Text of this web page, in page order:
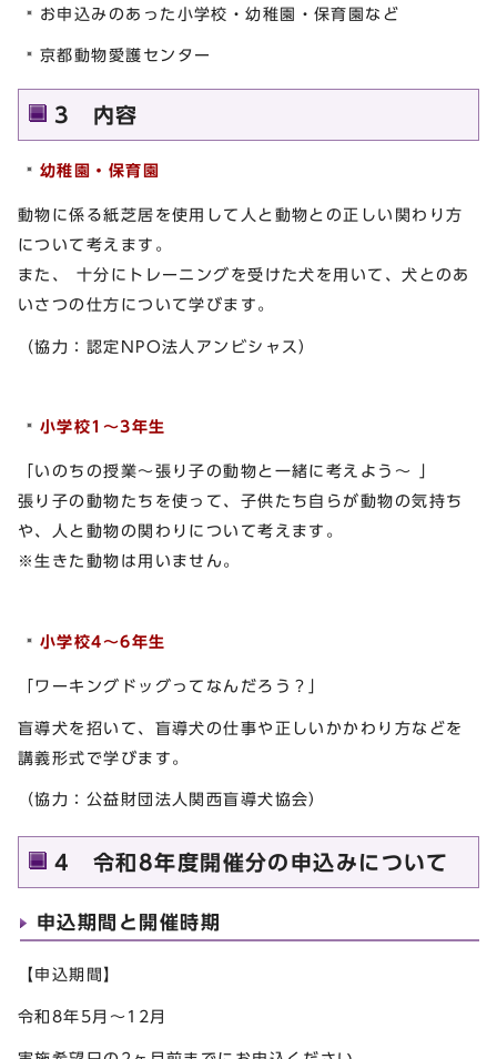
お申込みのあった小学校・幼稚園・保育園など
京都動物愛護センター
3 内容
幼稚園・保育園
動物に係る紙芝居を使用して人と動物との正しい関わり方
について考えます。
また、 十分にトレーニングを受けた犬を用いて、犬とのあ
いさつの仕方について学びます。
（協力：認定NPO法人アンビシャス）
小学校1～3年生
「いのちの授業～張り子の動物と一緒に考えよう～ 」
張り子の動物たちを使って、子供たち自らが動物の気持ち
や、人と動物の関わりについて考えます。
※生きた動物は用いません。
小学校4～6年生
「ワーキングドッグってなんだろう？」
盲導犬を招いて、盲導犬の仕事や正しいかかわり方などを
講義形式で学びます。
（協力：公益財団法人関西盲導犬協会）
4 令和8年度開催分の申込みについて
申込期間と開催時期
【申込期間】
令和8年5月～12月